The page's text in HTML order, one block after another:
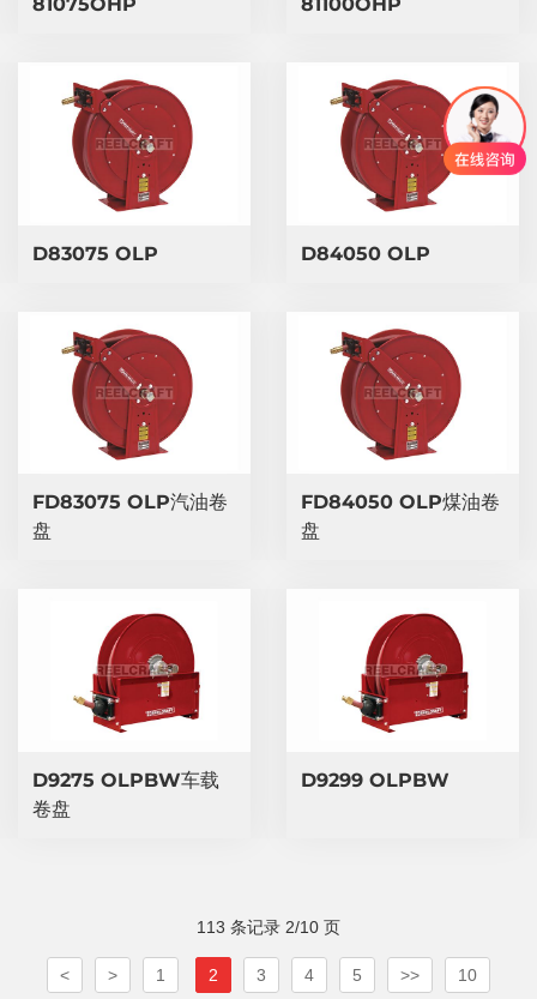
81075OHP 81100OHP
​D83075 OLP ​D84050 OLP
​FD83075 OLP汽油卷
盘
​FD84050 OLP煤油卷
盘
D9275 OLPBW车载
卷盘
D9299 OLPBW
113 条记录 2/10 页
< > 1 2 3 4 5 >> 10